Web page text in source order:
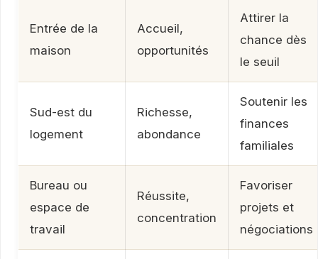
Entrée de la
maison
Accueil,
opportunités
Attirer la
chance dès
le seuil
Sud-est du
logement
Richesse,
abondance
Soutenir les
finances
familiales
Bureau ou
espace de
travail
Réussite,
concentration
Favoriser
projets et
négociations